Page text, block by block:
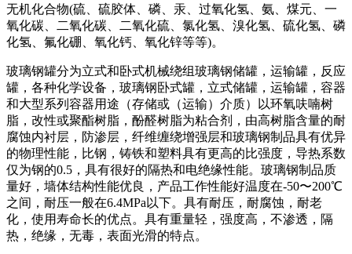
无机化合物(硫、硫胶体、磷、汞、过氧化氢、氨、煤元、一
氧化碳、二氧化碳、二氧化硫、氯化氢、溴化氢、硫化氢、磷
化氢、氟化硼、氧化钙、氧化锌等等)。
玻璃钢罐分为立式和卧式机械绕组玻璃钢储罐，运输罐，反应
罐，各种化学设备，玻璃钢卧式罐，立式储罐，运输罐，容器
和大型系列容器用途（存储或（运输）介质）以环氧呋喃树
脂，改性或聚酯树脂，酚醛树脂为粘合剂，由高树脂含量的耐
腐蚀内衬层，防渗层，纤维缠绕增强层和玻璃钢制品具有优异
的物理性能，比钢，铸铁和塑料具有更高的比强度，导热系数
仅为钢的0.5，具有很好的隔热和电绝缘性能。玻璃钢制品质
量好，墙体结构性能优良，产品工作性能好温度在-50〜200℃
之间，耐压一般在6.4MPa以下。具有耐压，耐腐蚀，耐老
化，使用寿命长的优点。具有重量轻，强度高，不渗透，隔
热，绝缘，无毒，表面光滑的特点。